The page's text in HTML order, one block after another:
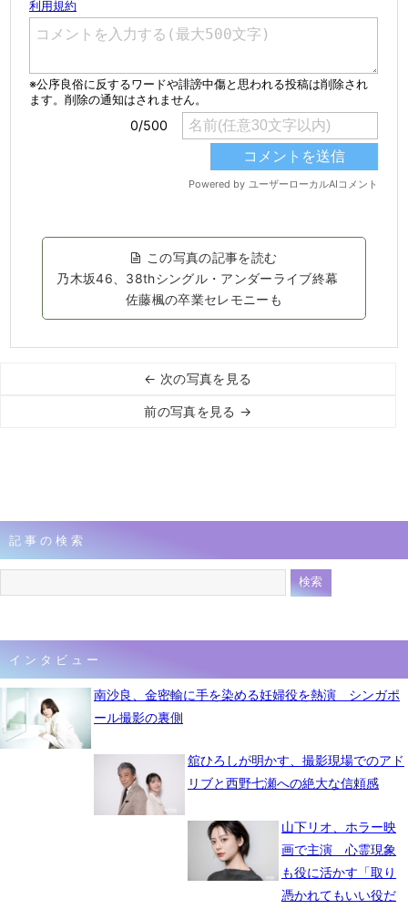
この写真の記事を読む
乃木坂46、38thシングル・アンダーライブ終幕
佐藤楓の卒業セレモニーも
← 次の写真を見る
前の写真を見る →
記事の検索
インタビュー
南沙良、金密輸に手を染める妊婦役を熱演 シンガポ
ール撮影の裏側
舘ひろしが明かす、撮影現場でのアド
リブと西野七瀬への絶大な信頼感
山下リオ、ホラー映
画で主演 心霊現象
も役に活かす「取り
憑かれてもいい役だ